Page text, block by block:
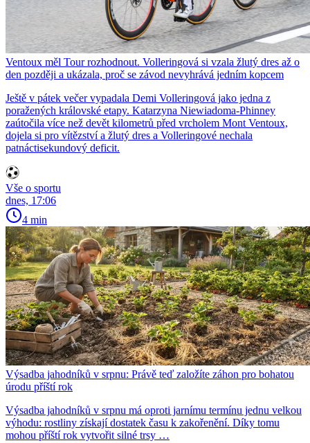
Ventoux měl Tour rozhodnout. Volleringová si vzala žlutý dres až o
den později a ukázala, proč se závod nevyhrává jedním kopcem
Ještě v pátek večer vypadala Demi Volleringová jako jedna z
poražených královské etapy. Katarzyna Niewiadoma-Phinney
zaútočila více než devět kilometrů před vrcholem Mont Ventoux,
dojela si pro vítězství a žlutý dres a Volleringové nechala
patnáctisekundový deficit.
Vše o sportu
dnes, 17:06
4 min
Výsadba jahodníků v srpnu: Právě teď založíte záhon pro bohatou
úrodu příští rok
Výsadba jahodníků v srpnu má oproti jarnímu termínu jednu velkou
výhodu: rostliny získají dostatek času k zakořenění. Díky tomu
mohou příští rok vytvořit silné trsy …